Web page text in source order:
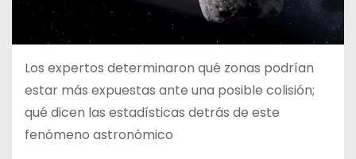
Los expertos determinaron qué zonas podrían
estar más expuestas ante una posible colisión;
qué dicen las estadísticas detrás de este
fenómeno astronómico